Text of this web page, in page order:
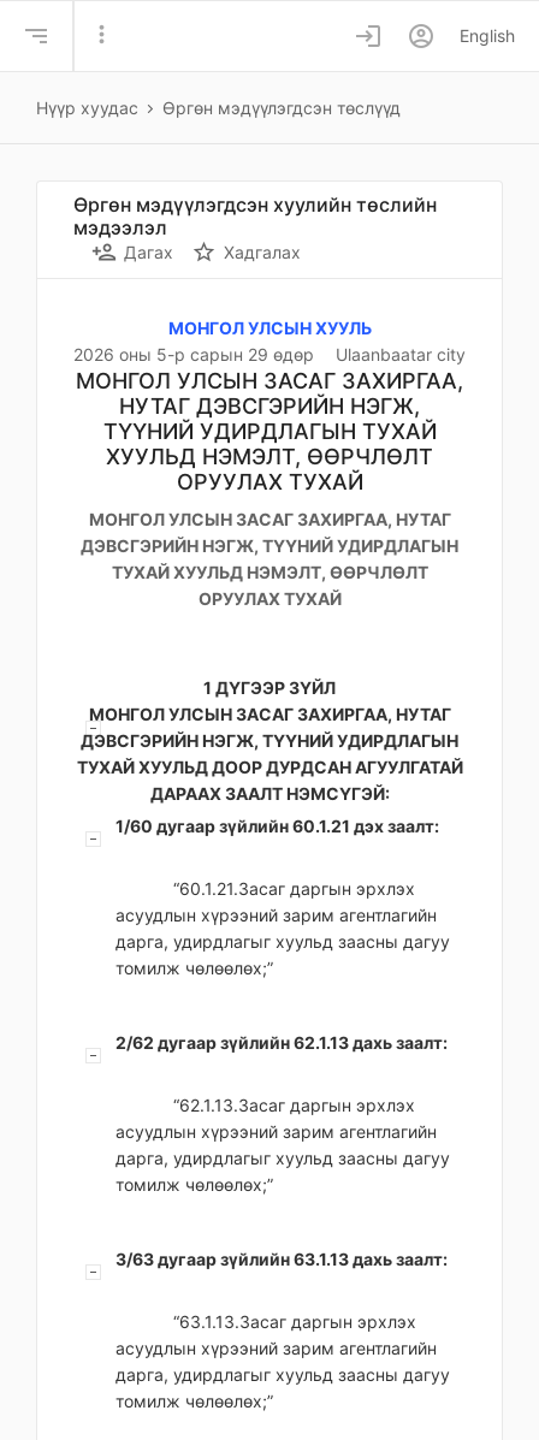
more_vert login account_circle English
Нүүр хуудас Өргөн мэдүүлэгдсэн төслүүд
Өргөн мэдүүлэгдсэн хуулийн төслийн
мэдээлэл
person_add Дагах star_border Хадгалах
МОНГОЛ УЛСЫН ХУУЛЬ
2026 оны 5-р сарын 29 өдөр
Ulaanbaatar city
МОНГОЛ УЛСЫН ЗАСАГ ЗАХИРГАА,
НУТАГ ДЭВСГЭРИЙН НЭГЖ,
ТҮҮНИЙ УДИРДЛАГЫН ТУХАЙ
ХУУЛЬД НЭМЭЛТ, ӨӨРЧЛӨЛТ
ОРУУЛАХ ТУХАЙ
МОНГОЛ УЛСЫН ЗАСАГ ЗАХИРГАА, НУТАГ
ДЭВСГЭРИЙН НЭГЖ, ТҮҮНИЙ УДИРДЛАГЫН
ТУХАЙ ХУУЛЬД НЭМЭЛТ, ӨӨРЧЛӨЛТ
ОРУУЛАХ ТУХАЙ
1 ДҮГЭЭР ЗҮЙЛ
МОНГОЛ УЛСЫН ЗАСАГ ЗАХИРГАА, НУТАГ
ДЭВСГЭРИЙН НЭГЖ, ТҮҮНИЙ УДИРДЛАГЫН
ТУХАЙ ХУУЛЬД ДООР ДУРДСАН АГУУЛГАТАЙ
ДАРААХ ЗААЛТ НЭМСҮГЭЙ:
1/60 дугаар зүйлийн 60.1.21 дэх заалт:
“60.1.21.Засаг даргын эрхлэх
асуудлын хүрээний зарим агентлагийн
дарга, удирдлагыг хуульд заасны дагуу
томилж чөлөөлөх;”
2/62 дугаар зүйлийн 62.1.13 дахь заалт:
“62.1.13.Засаг даргын эрхлэх
асуудлын хүрээний зарим агентлагийн
дарга, удирдлагыг хуульд заасны дагуу
томилж чөлөөлөх;”
3/63 дугаар зүйлийн 63.1.13 дахь заалт:
“63.1.13.Засаг даргын эрхлэх
асуудлын хүрээний зарим агентлагийн
дарга, удирдлагыг хуульд заасны дагуу
томилж чөлөөлөх;”